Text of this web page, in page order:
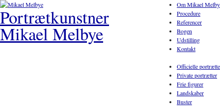
Portrætkunstner
Mikael Melbye
Om Mikael
Procedure
Referencer
Bogen
Udstilling
Kontakt
Officielle
Private portrætter
Frie figurer
Landskaber
Buster